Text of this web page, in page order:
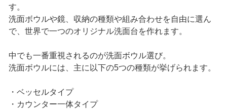
す。
洗面ボウルや鏡、収納の種類や組み合わせを自由に選ん
で、世界で一つのオリジナル洗面台を作れます。
中でも一番重視されるのが洗面ボウル選び。
洗面ボウルには、主に以下の5つの種類が挙げられます。
・ベッセルタイプ
・カウンター一体タイプ